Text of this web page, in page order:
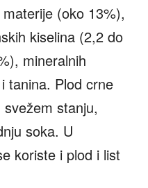
(oko 13%),
kiselina (2,2 do
mineralnih
tanina. Plod crne
stanju,
soka. U
koriste i plod i list